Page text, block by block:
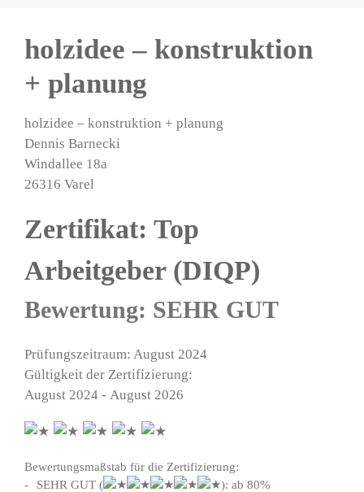
holzidee – konstruktion
+ planung
holzidee – konstruktion + planung
Dennis Barnecki
Windallee 18a
26316 Varel
Zertifikat: Top
Arbeitgeber (DIQP)
Bewertung: SEHR GUT
Prüfungszeitraum: August 2024
Gültigkeit der Zertifizierung:
August 2024 - August 2026
Bewertungsmaßstab für die Zertifizierung:
SEHR GUT (
): ab 80%